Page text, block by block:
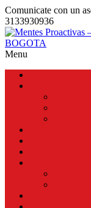
Comunicate con un
3133930936
Menu